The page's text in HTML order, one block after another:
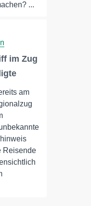
...
im Zug
am
Reisende